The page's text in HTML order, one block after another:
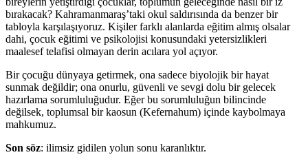
bırakacak? Kahramanmaraş’taki okul saldırısında da benzer bir
tabloyla karşılaşıyoruz. Kişiler farklı alanlarda eğitim almış olsalar
dahi, çocuk eğitimi ve psikolojisi konusundaki yetersizlikleri
maalesef telafisi olmayan derin acılara yol açıyor.
Bir çocuğu dünyaya getirmek, ona sadece biyolojik bir hayat
sunmak değildir; ona onurlu, güvenli ve sevgi dolu bir gelecek
hazırlama sorumluluğudur. Eğer bu sorumluluğun bilincinde
değilsek, toplumsal bir kaosun (Kefernahum) içinde kaybolmaya
mahkumuz.
Son söz: ilimsiz gidilen yolun sonu karanlıktır.